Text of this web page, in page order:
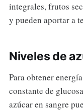
integrales, frutos
y pueden aportar a
Niveles de
Para obtener
constante de
azúcar en sangre